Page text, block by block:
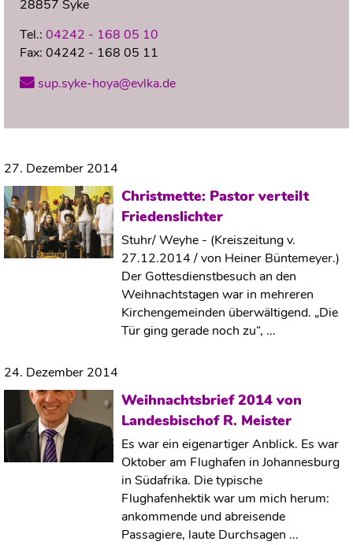
28857 Syke
Tel.: 04242 - 168 05 10
Fax: 04242 - 168 05 11
sup.syke-hoya@evlka.de
27. Dezember 2014
Christmette: Pastor verteilt
Friedenslichter
Stuhr/ Weyhe - (Kreiszeitung v.
27.12.2014 / von Heiner Büntemeyer.)
Der Gottesdienstbesuch an den
Weihnachtstagen war in mehreren
Kirchengemeinden überwältigend. „Die
Tür ging gerade noch zu“, ...
24. Dezember 2014
Weihnachtsbrief 2014 von
Landesbischof R. Meister
Es war ein eigenartiger Anblick. Es war
Oktober am Flughafen in Johannesburg
in Südafrika. Die typische
Flughafenhektik war um mich herum:
ankommende und abreisende
Passagiere, laute Durchsagen ...